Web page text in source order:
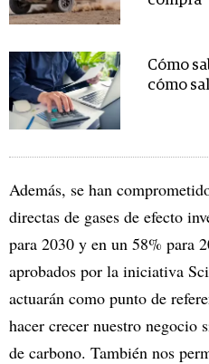
Cómo
cómo
Además, se han
directas de gases de efecto
para 2030 y en un 58% para
aprobados por la iniciativa
actuarán como punto de
hacer crecer nuestro negocio
de carbono. También nos